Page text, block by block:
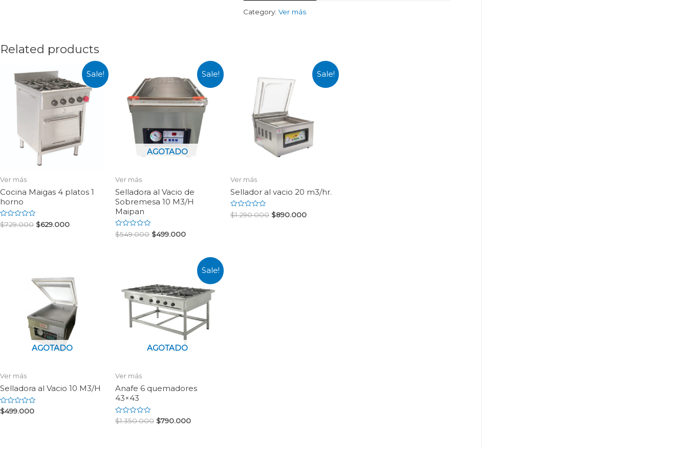
Maipan
quantity
Category:Ver más
Related products
Sale!
Ver más
Cocina Maigas 4 platos 1
horno
Rated
0
$729.000 $629.000
Sale!
AGOTADO
Ver más
Selladora al Vacio de
Sobremesa 10 M3/H
Maipan
Rated
0
$549.000 $499.000
Sale!
Ver más
Sellador al vacio 20 m3/hr.
Rated
0
$1.290.000 $890.000
AGOTADO
Ver más
Selladora al Vacio 10 M3/H
Rated
0
$499.000
Sale!
AGOTADO
Ver más
Anafe 6 quemadores
43×43
Rated
0
$1.350.000 $790.000